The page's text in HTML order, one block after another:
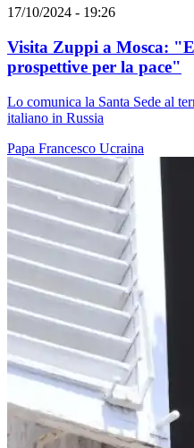
17/10/2024 - 19:26
Visita Zuppi a Mosca:
prospettive per la pace"
Lo comunica la Santa Sede al
italiano in Russia
Papa Francesco Ucraina